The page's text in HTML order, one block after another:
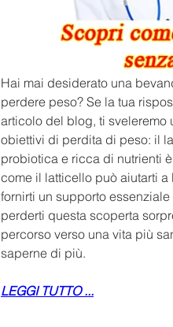
Hai mai desiderato una
perdere peso? Se la tua
articolo del blog, ti sveleremo
obiettivi di perdita di peso: il
probiotica e ricca di nutrienti
come il latticello può aiutarti
fornirti un supporto
perderti questa scoperta
percorso verso una vita più
saperne di più.
LEGGI TUTTO ...